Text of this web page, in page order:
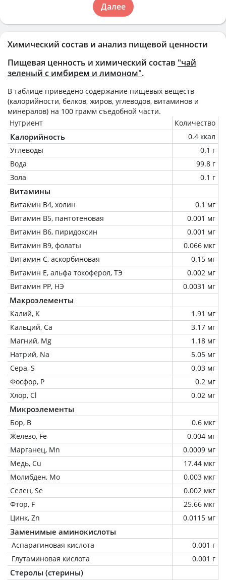
Химический состав и анализ пищевой ценности
Пищевая ценность и химический состав "чай
зеленый с имбирем и лимоном".
В таблице приведено содержание пищевых веществ
(калорийности, белков, жиров, углеводов, витаминов и
минералов) на 100 грамм съедобной части.
Нутриент
Количество
Калорийность
0.4 ккал
Углеводы
0.1 г
Вода
99.8 г
Зола
0.1 г
Витамины
Витамин В4, холин
0.1 мг
Витамин В5, пантотеновая
0.001 мг
Витамин В6, пиридоксин
0.001 мг
Витамин В9, фолаты
0.066 мкг
Витамин C, аскорбиновая
0.15 мг
Витамин Е, альфа токоферол, ТЭ
0.002 мг
Витамин РР, НЭ
0.0031 мг
Макроэлементы
Калий, K
1.91 мг
Кальций, Ca
3.17 мг
Магний, Mg
1.18 мг
Натрий, Na
5.05 мг
Сера, S
0.03 мг
Фосфор, P
0.2 мг
Хлор, Cl
0.02 мг
Микроэлементы
Бор, B
0.6 мкг
Железо, Fe
0.004 мг
Марганец, Mn
0.0009 мг
Медь, Cu
17.44 мкг
Молибден, Mo
0.003 мкг
Селен, Se
0.002 мкг
Фтор, F
25.66 мкг
Цинк, Zn
0.0115 мг
Заменимые аминокислоты
Аспарагиновая кислота
0.001 г
Глутаминовая кислота
0.001 г
Стеролы (стерины)
Далее